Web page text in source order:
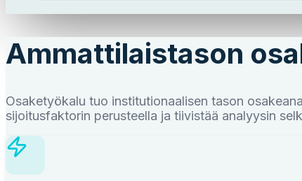
Ammattilaistason
Osaketyökalu tuo institutionaalisen tason
sijoitusfaktorin perusteella ja tiivistää analyysin